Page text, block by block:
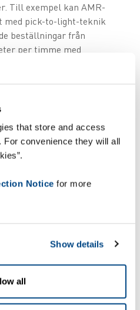
that store and access
For convenience they will all
Notice for more
Show details
all
Till exempel kan AMR-
med pick-to-light-teknik
beställningar från
per timme med
för att
och
mer komplexa har